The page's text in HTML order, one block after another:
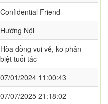
Confidential Friend
Hướng Nội
Hòa đồng vui vẻ, ko phân
biệt tuổi tác
07/01/2024 11:00:43
07/07/2025 21:18:02